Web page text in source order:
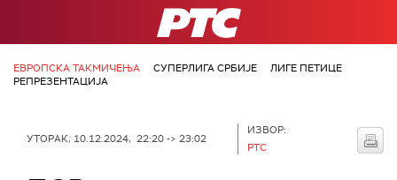
РТС
ЕВРОПСКА ТАКМИЧЕЊА СУПЕРЛИГА СРБИЈЕ
ЛИГЕ ПЕТИЦЕ
РЕПРЕЗЕНТАЦИЈА
УТОРАК, 10.12.2024, 22:20 -> 23:02
ИЗВОР:
РТС